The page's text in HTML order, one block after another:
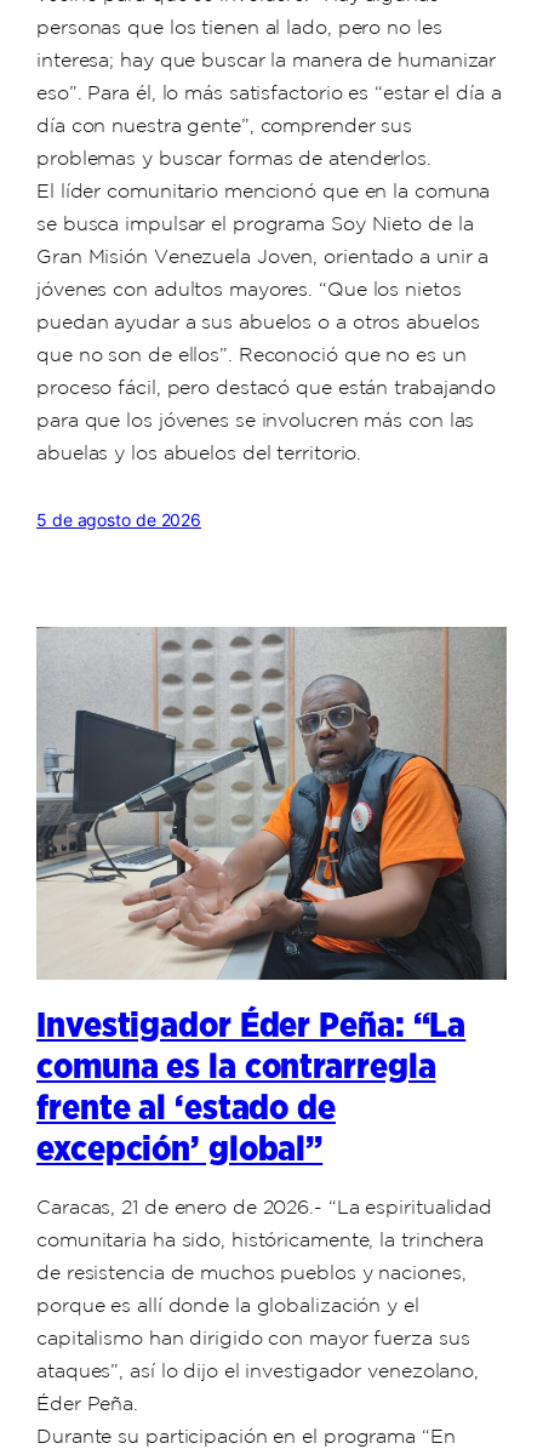
personas que los tienen al lado, pero no les
interesa; hay que buscar la manera de humanizar
eso”. Para él, lo más satisfactorio es “estar el día a
día con nuestra gente”, comprender sus
problemas y buscar formas de atenderlos.
El líder comunitario mencionó que en la comuna
se busca impulsar el programa Soy Nieto de la
Gran Misión Venezuela Joven, orientado a unir a
jóvenes con adultos mayores. “Que los nietos
puedan ayudar a sus abuelos o a otros abuelos
que no son de ellos”. Reconoció que no es un
proceso fácil, pero destacó que están trabajando
para que los jóvenes se involucren más con las
abuelas y los abuelos del territorio.
5 de agosto de 2026
Investigador Éder Peña: “La
comuna es la contrarregla
frente al ‘estado de
excepción’ global”
Caracas, 21 de enero de 2026.- “La espiritualidad
comunitaria ha sido, históricamente, la trinchera
de resistencia de muchos pueblos y naciones,
porque es allí donde la globalización y el
capitalismo han dirigido con mayor fuerza sus
ataques”, así lo dijo el investigador venezolano,
Éder Peña.
Durante su participación en el programa “En